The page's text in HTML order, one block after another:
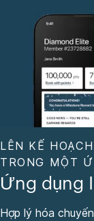
LÊN KẾ
TRONG MỘT
Ứng dụng
Hợp lý hóa